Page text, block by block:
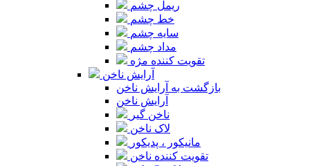
ریمل چشم
خط چشم
سایه چشم
مداد چشم
تقویت کننده مژه
آرایش ناخن
بازگشت به آرایش ناخن
آرایش ناخن
ناخن گیر
لاک ناخن
مانیکور ، پدیکور
تقویت کننده ناخن